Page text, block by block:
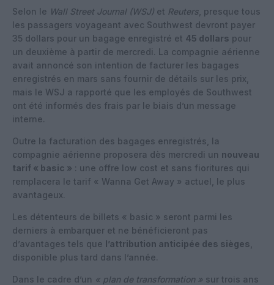
Selon le Wall Street Journal (WSJ) et Reuters , presque tous
les passagers voyageant avec Southwest devront payer
35 dollars pour un bagage enregistré et 45 dollars pour
un deuxième à partir de mercredi. La compagnie aérienne
avait annoncé son intention de facturer les bagages
enregistrés en mars sans fournir de détails sur les prix,
mais le WSJ a rapporté que les employés de Southwest
ont été informés des frais par le biais d’un message
interne.
Outre la facturation des bagages enregistrés, la
compagnie aérienne proposera dès mercredi un nouveau
tarif « basic » : une offre low cost et sans fioritures qui
remplacera le tarif « Wanna Get Away » actuel, le plus
avantageux.
Les détenteurs de billets « basic » seront parmi les
derniers à embarquer et ne bénéficieront pas
d’avantages tels que l’attribution anticipée des sièges
disponible plus tard dans l’année.
Dans le cadre d’un « plan de transformation » sur trois ans